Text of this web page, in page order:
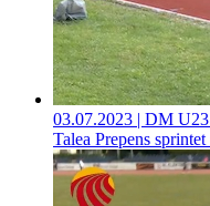
03.07.2023 | DM
Talea Prepens